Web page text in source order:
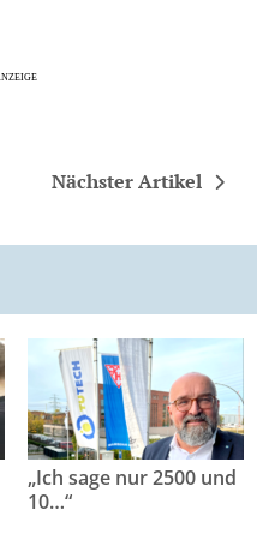
Nächster Artikel
„Ich sage nur 2500 und
10…“